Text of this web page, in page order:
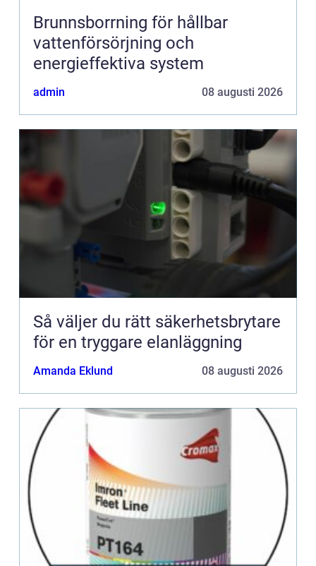
Brunnsborrning för hållbar
vattenförsörjning och
energieffektiva system
admin 08 augusti 2026
Så väljer du rätt säkerhetsbrytare
för en tryggare elanläggning
Amanda Eklund 08 augusti 2026